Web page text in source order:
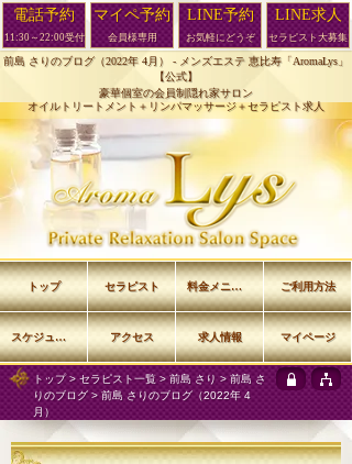
前島 さりのブログ（2022年 4月） - メンズエステ 恵比寿「AromaLys」
【公式】
豪華個室の会員制隠れ家サロン
オイルトリートメント＋リンパマッサージ＋セラピスト求人
トップ> セラピスト一覧 >前島 さり >前島 さ
りのブログ> 前島 さりのブログ（2022年 4
月）
トップ セラピスト 料金メニュー ご利用方法
スケジュール アクセス 求人情報 マイページ
電話予約
11:30～22:00受付
マイペ予約
会員様専用
LINE予約
お気軽にどうぞ
LINE求人
セラピスト大募集